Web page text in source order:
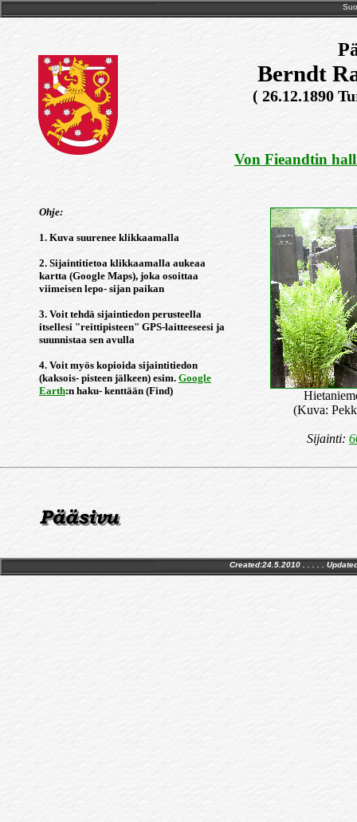
Berndt
( 26.12.1890
Von Fieandtin
Ohje:
1. Kuva suurenee klikkaamalla
2. Sijaintitietoa klikkaamalla aukeaa
kartta (Google Maps), joka osoittaa
viimeisen lepo- sijan paikan
3. Voit tehdä sijaintiedon perusteella
itsellesi "reittipisteen" GPS-laitteeseesi ja
suunnistaa sen avulla
4. Voit myös kopioida sijaintitiedon
(kaksois- pisteen jälkeen) esim. Google
Earth:n haku- kenttään (Find)
(Kuva:
Sijainti:
Created:24.5.2010 . . . . .